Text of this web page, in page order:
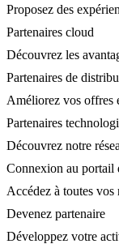
Proposez des
Partenaires cloud
Découvrez les
Partenaires de
Améliorez vos offres
Partenaires
Découvrez notre
Connexion au portail
Accédez à toutes vos
Devenez partenaire
Développez votre